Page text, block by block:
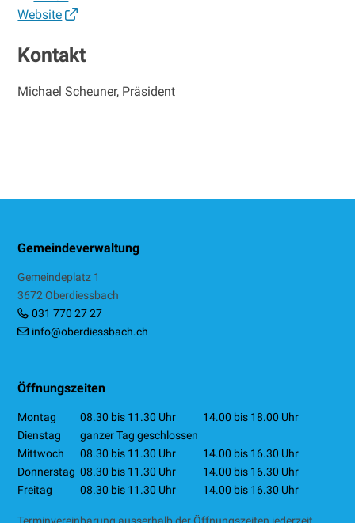
Website
Kontakt
Michael Scheuner, Präsident
Footer
Gemeindeverwaltung
Gemeindeplatz 1
3672 Oberdiessbach
031 770 27 27
info@oberdiessbach.ch
Öffnungszeiten
Montag 08.30 bis 11.30 Uhr
14.00 bis 18.00 Uhr
Dienstag
ganzer Tag geschlossen
Mittwoch 08.30 bis 11.30 Uhr
14.00 bis 16.30 Uhr
Donnerstag 08.30 bis 11.30 Uhr
14.00 bis 16.30 Uhr
Freitag 08.30 bis 11.30 Uhr 14.00 bis 16.30 Uhr